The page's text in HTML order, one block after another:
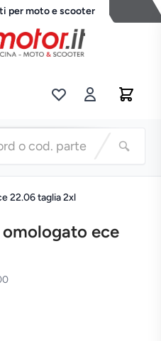
per moto e scooter
22.06 taglia 2xl
ece